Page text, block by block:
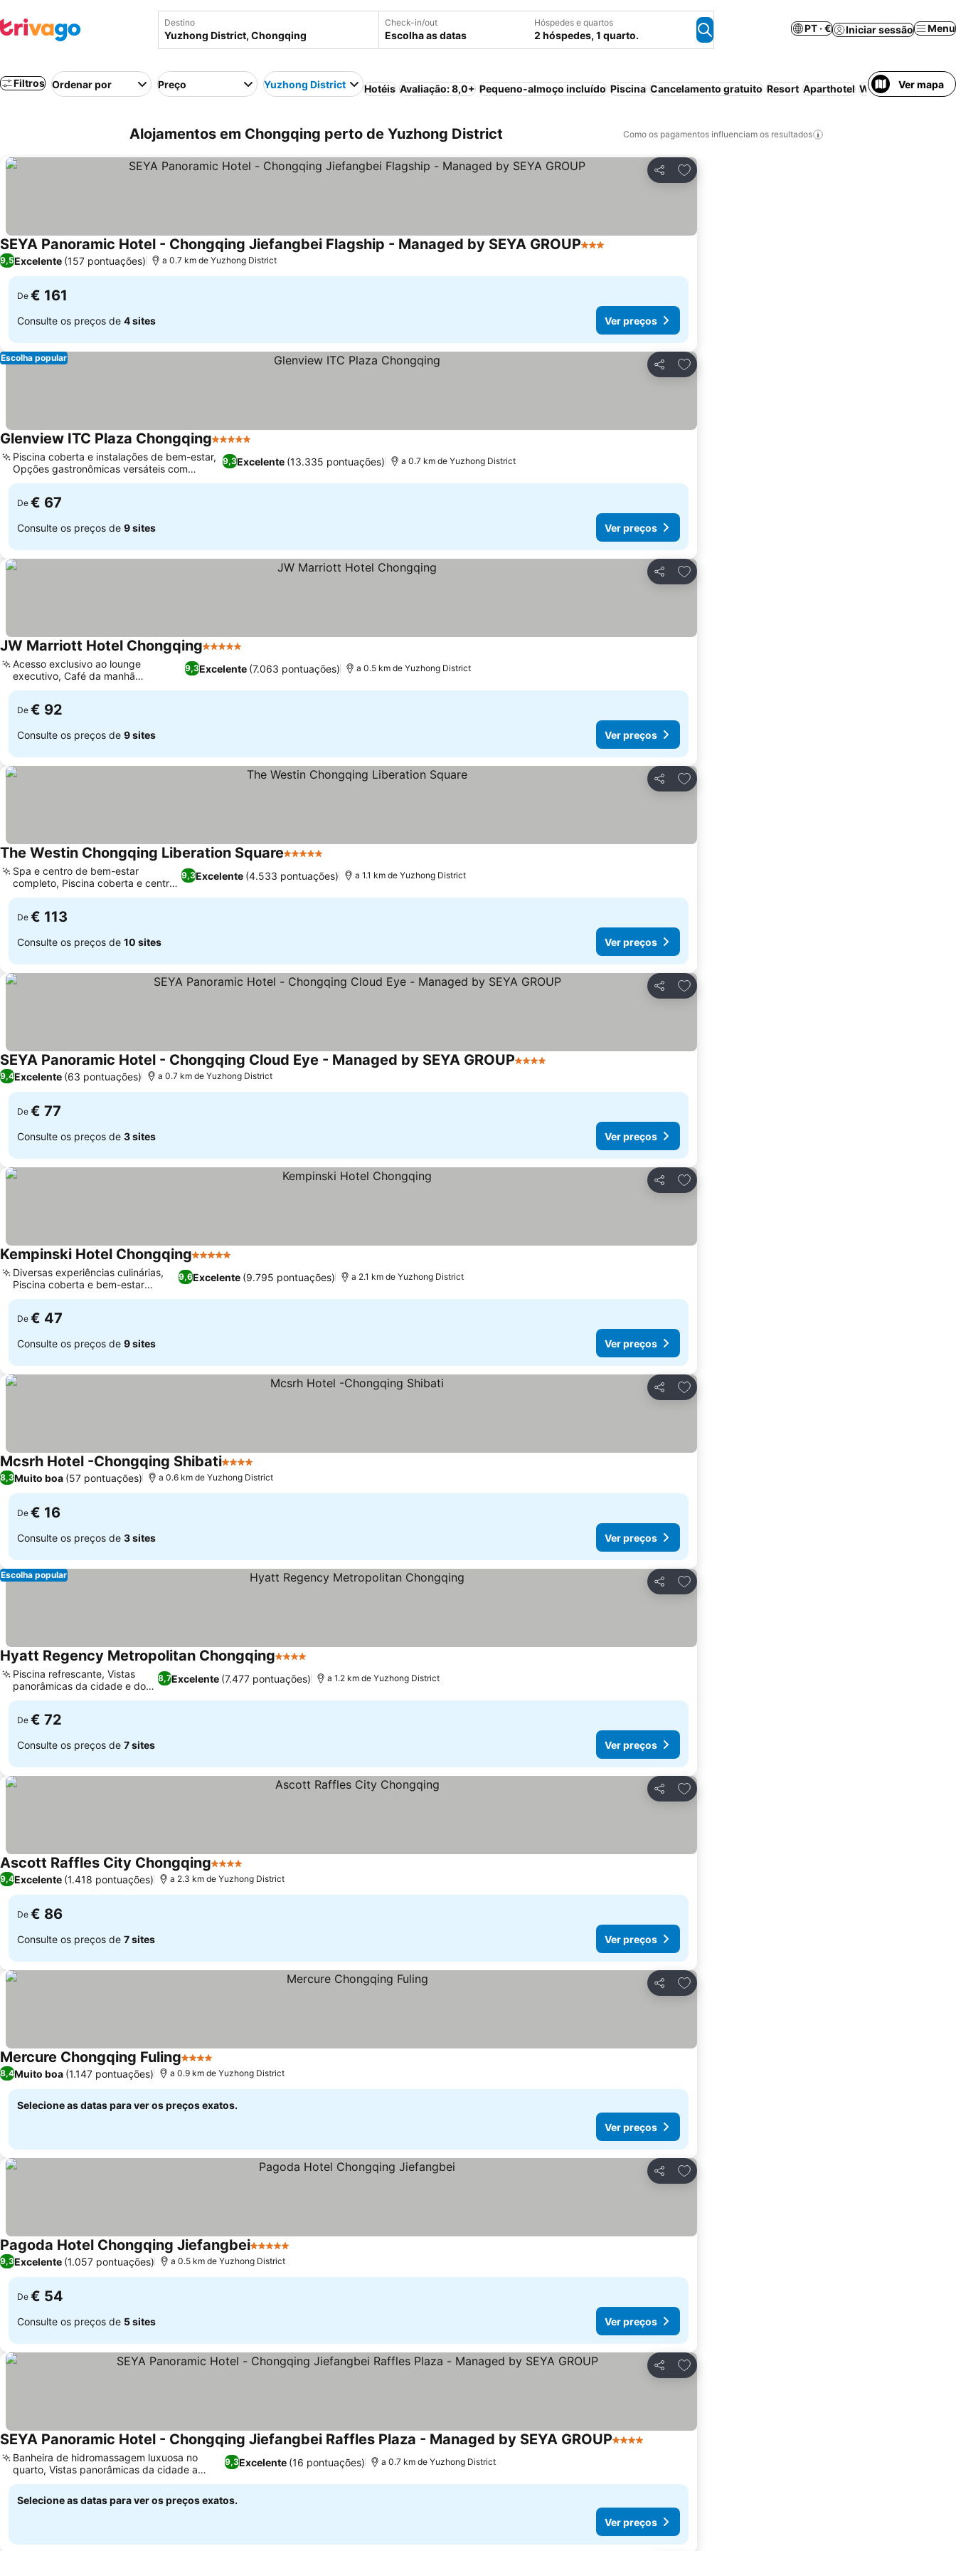
Destino Check-in/out
Escolha as datas
Hóspedes e quartos
2 hóspedes, 1 quarto.
PT · € Iniciar sessão Menu
Filtros Ordenar por Preço Yuzhong District Hotéis Avaliação: 8,0+ Pequeno-almoço incluído Piscina Cancelamento gratuito Resort Aparthotel Wi-fi ArVer mapa
Alojamentos em Chongqing perto de Yuzhong District Como os pagamentos influenciam os resultados
Partilhar
Adicionar aos favoritos
SEYA Panoramic Hotel - Chongqing Jiefangbei Flagship - Managed by SEYA GROUP3 Estrelas
9,5Excelente (157 pontuações) a 0.7 km de Yuzhong District
De € 161
Consulte os preços de 4 sites Ver preços
Partilhar
Adicionar aos favoritos
Escolha popular
Glenview ITC Plaza Chongqing5 Estrelas
9,3Excelente (13.335 pontuações)
Piscina coberta e instalações de bem-estar,
Opções gastronômicas versáteis com
culinária internacional
a 0.7 km de Yuzhong District
De € 67
Consulte os preços de 9 sites Ver preços
Partilhar
Adicionar aos favoritos
JW Marriott Hotel Chongqing5 Estrelas
9,3Excelente (7.063 pontuações)
Acesso exclusivo ao lounge
executivo, Café da manhã
revigorante no local
a 0.5 km de Yuzhong District
De € 92
Consulte os preços de 9 sites Ver preços
Partilhar
Adicionar aos favoritos
The Westin Chongqing Liberation Square5 Estrelas
9,3Excelente (4.533 pontuações)
Spa e centro de bem-estar
completo, Piscina coberta e centro
de fitness
a 1.1 km de Yuzhong District
De € 113
Consulte os preços de 10 sites Ver preços
Partilhar
Adicionar aos favoritos
SEYA Panoramic Hotel - Chongqing Cloud Eye - Managed by SEYA GROUP4 Estrelas
9,4Excelente (63 pontuações) a 0.7 km de Yuzhong District
De € 77
Consulte os preços de 3 sites Ver preços
Partilhar
Adicionar aos favoritos
Kempinski Hotel Chongqing5 Estrelas
9,6Excelente (9.795 pontuações)
Diversas experiências culinárias,
Piscina coberta e bem-estar
completo
a 2.1 km de Yuzhong District
De € 47
Consulte os preços de 9 sites Ver preços
Partilhar
Adicionar aos favoritos
Mcsrh Hotel -Chongqing Shibati4 Estrelas
8,3Muito boa (57 pontuações) a 0.6 km de Yuzhong District
De € 16
Consulte os preços de 3 sites Ver preços
Partilhar
Adicionar aos favoritos
Escolha popular
Hyatt Regency Metropolitan Chongqing4 Estrelas
8,7Excelente (7.477 pontuações)
Piscina refrescante, Vistas
panorâmicas da cidade e do
rio
a 1.2 km de Yuzhong District
De € 72
Consulte os preços de 7 sites Ver preços
Partilhar
Adicionar aos favoritos
Ascott Raffles City Chongqing4 Estrelas
9,4Excelente (1.418 pontuações) a 2.3 km de Yuzhong District
De € 86
Consulte os preços de 7 sites Ver preços
Partilhar
Adicionar aos favoritos
Mercure Chongqing Fuling4 Estrelas
8,4Muito boa (1.147 pontuações) a 0.9 km de Yuzhong District
Selecione as datas para ver os preços exatos.
Ver preços
Partilhar
Adicionar aos favoritos
Pagoda Hotel Chongqing Jiefangbei5 Estrelas
9,3Excelente (1.057 pontuações) a 0.5 km de Yuzhong District
De € 54
Consulte os preços de 5 sites Ver preços
Partilhar
Adicionar aos favoritos
SEYA Panoramic Hotel - Chongqing Jiefangbei Raffles Plaza - Managed by SEYA GROUP4 Estrelas
9,3Excelente (16 pontuações)
Banheira de hidromassagem luxuosa no
quarto, Vistas panorâmicas da cidade a
partir dos quartos
a 0.7 km de Yuzhong District
Selecione as datas para ver os preços exatos.
Ver preços